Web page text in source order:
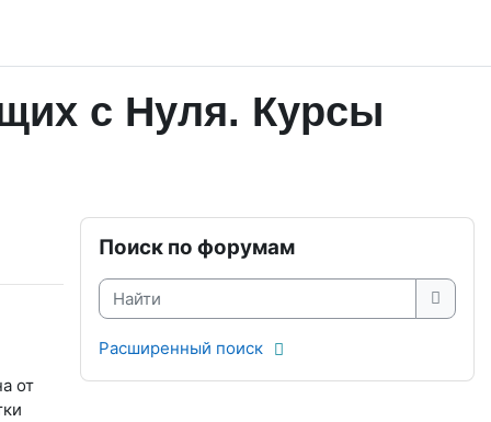
с Нуля. Курсы
от
Блоки
Пропустить Поиск по форумам
Поиск по форумам
Найти
Найти
Расширенный поиск